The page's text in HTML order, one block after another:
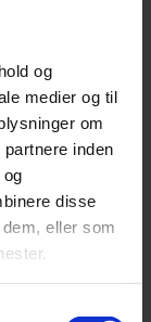
og
medier og til
om
inden
disse
eller som